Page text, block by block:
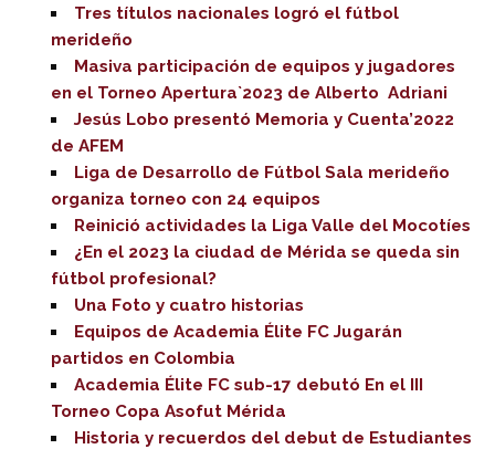
Tres títulos nacionales logró el fútbol
merideño
Masiva participación de equipos y jugadores
en el Torneo Apertura`2023 de Alberto Adriani
Jesús Lobo presentó Memoria y Cuenta’2022
de AFEM
Liga de Desarrollo de Fútbol Sala merideño
organiza torneo con 24 equipos
Reinició actividades la Liga Valle del Mocotíes
¿En el 2023 la ciudad de Mérida se queda sin
fútbol profesional?
Una Foto y cuatro historias
Equipos de Academia Élite FC Jugarán
partidos en Colombia
Academia Élite FC sub-17 debutó En el III
Torneo Copa Asofut Mérida
Historia y recuerdos del debut de Estudiantes